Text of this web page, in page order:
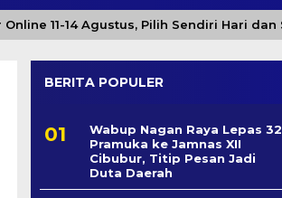
11-14 Agustus, Pilih Sendiri Hari dan Sesi
BERITA POPULER
Wabup Nagan Raya Lepas 32
Pramuka ke Jamnas XII
Cibubur, Titip Pesan Jadi
Duta Daerah